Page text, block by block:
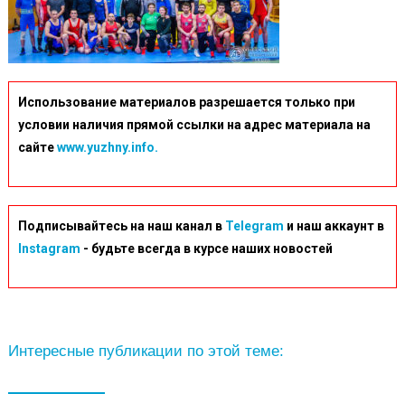
Использование материалов разрешается только при
условии наличия прямой ссылки на адрес материала на
сайтеwww.yuzhny.info.
Подписывайтесь на наш канал в Telegram и наш аккаунт в
Instagram - будьте всегда в курсе наших новостей
Интересные публикации по этой теме: